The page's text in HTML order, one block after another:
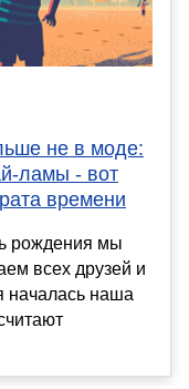
не в моде:
ламы - вот
времени
рождения мы
всех друзей и
началась наша